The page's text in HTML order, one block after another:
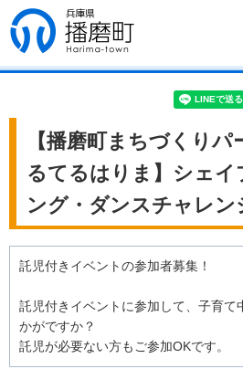
兵庫県 播磨
町
【播磨町まちづくり
るてるはりま】シェ
ング・ダンスチャレン
託児付きイベントの参加者募集！
託児付きイベントに参加して、子育て
かがですか？
託児が必要ない方もご参加OKです。